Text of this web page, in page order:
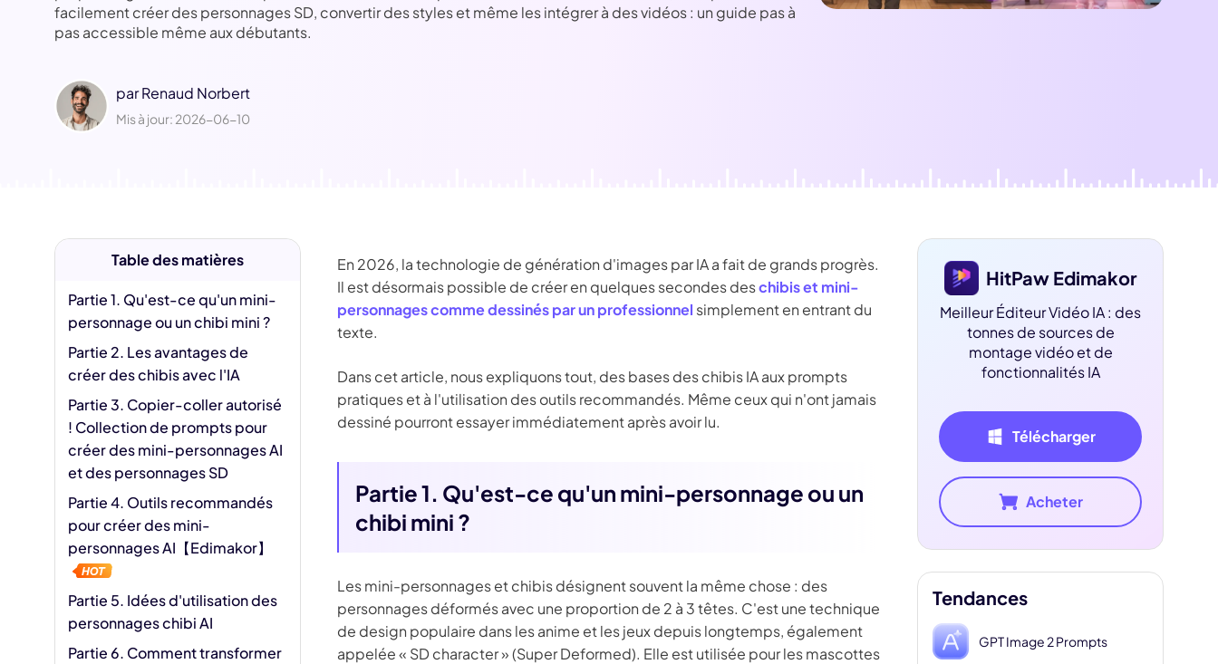
Suppresseur de
Jésus IA Chaîne YouTube officielle
facilement créer des personnages SD, convertir des styles et même les intégrer à des vidéos : un guide pas à
pas accessible même aux débutants.
parRenaud Norbert
Mis à jour: 2026-06-10
Table des matières
Partie 1. Qu'est-ce qu'un mini-
personnage ou un chibi mini ?
Partie 2. Les avantages de
créer des chibis avec l'IA
Partie 3. Copier-coller autorisé
! Collection de prompts pour
créer des mini-personnages AI
et des personnages SD
Partie 4. Outils recommandés
pour créer des mini-
personnages AI【Edimakor】
Partie 5. Idées d'utilisation des
personnages chibi AI
Partie 6. Comment transformer
En 2026, la technologie de génération d'images par IA a fait de grands progrès.
Il est désormais possible de créer en quelques secondes deschibis et mini-
personnages comme dessinés par un professionnel simplement en entrant du
texte.
Dans cet article, nous expliquons tout, des bases des chibis IA aux prompts
pratiques et à l'utilisation des outils recommandés. Même ceux qui n'ont jamais
dessiné pourront essayer immédiatement après avoir lu.
Partie 1. Qu'est-ce qu'un mini-personnage ou un
chibi mini ?
Les mini-personnages et chibis désignent souvent la même chose : des
personnages déformés avec une proportion de 2 à 3 têtes. C'est une technique
de design populaire dans les anime et les jeux depuis longtemps, également
appelée « SD character » (Super Deformed). Elle est utilisée pour les mascottes
HitPaw Edimakor
Meilleur Éditeur Vidéo IA : des
tonnes de sources de
montage vidéo et de
fonctionnalités IA
Télécharger
Acheter
Tendances
GPT Image 2 Prompts